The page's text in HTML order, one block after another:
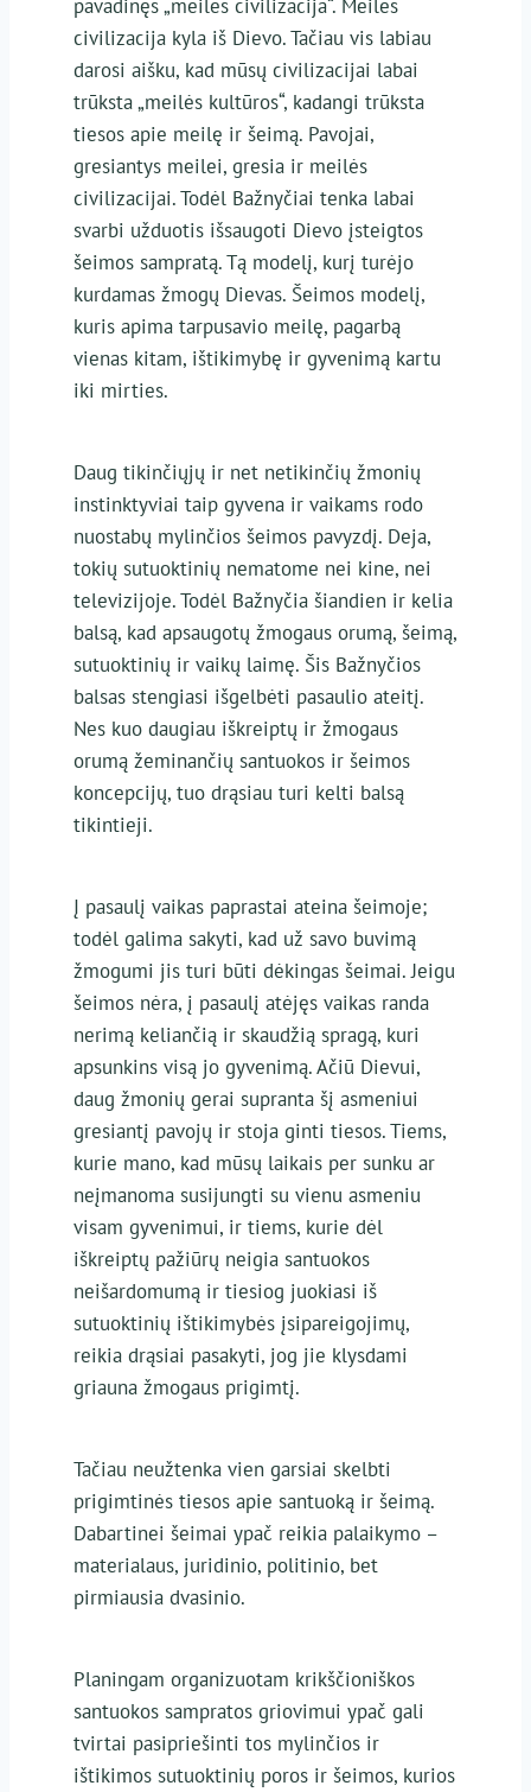
pavadinęs „meilės civilizacija“. Meilės
civilizacija kyla iš Dievo. Tačiau vis labiau
darosi aišku, kad mūsų civilizacijai labai
trūksta „meilės kultūros“, kadangi trūksta
tiesos apie meilę ir šeimą. Pavojai,
gresiantys meilei, gresia ir meilės
civilizacijai. Todėl Bažnyčiai tenka labai
svarbi užduotis išsaugoti Dievo įsteigtos
šeimos sampratą. Tą modelį, kurį turėjo
kurdamas žmogų Dievas. Šeimos modelį,
kuris apima tarpusavio meilę, pagarbą
vienas kitam, ištikimybę ir gyvenimą kartu
iki mirties.
Daug tikinčiųjų ir net netikinčių žmonių
instinktyviai taip gyvena ir vaikams rodo
nuostabų mylinčios šeimos pavyzdį. Deja,
tokių sutuoktinių nematome nei kine, nei
televizijoje. Todėl Bažnyčia šiandien ir kelia
balsą, kad apsaugotų žmogaus orumą, šeimą,
sutuoktinių ir vaikų laimę. Šis Bažnyčios
balsas stengiasi išgelbėti pasaulio ateitį.
Nes kuo daugiau iškreiptų ir žmogaus
orumą žeminančių santuokos ir šeimos
koncepcijų, tuo drąsiau turi kelti balsą
tikintieji.
Į pasaulį vaikas paprastai ateina šeimoje;
todėl galima sakyti, kad už savo buvimą
žmogumi jis turi būti dėkingas šeimai. Jeigu
šeimos nėra, į pasaulį atėjęs vaikas randa
nerimą keliančią ir skaudžią spragą, kuri
apsunkins visą jo gyvenimą. Ačiū Dievui,
daug žmonių gerai supranta šį asmeniui
gresiantį pavojų ir stoja ginti tiesos. Tiems,
kurie mano, kad mūsų laikais per sunku ar
neįmanoma susijungti su vienu asmeniu
visam gyvenimui, ir tiems, kurie dėl
iškreiptų pažiūrų neigia santuokos
neišardomumą ir tiesiog juokiasi iš
sutuoktinių ištikimybės įsipareigojimų,
reikia drąsiai pasakyti, jog jie klysdami
griauna žmogaus prigimtį.
Tačiau neužtenka vien garsiai skelbti
prigimtinės tiesos apie santuoką ir šeimą.
Dabartinei šeimai ypač reikia palaikymo –
materialaus, juridinio, politinio, bet
pirmiausia dvasinio.
Planingam organizuotam krikščioniškos
santuokos sampratos griovimui ypač gali
tvirtai pasipriešinti tos mylinčios ir
ištikimos sutuoktinių poros ir šeimos, kurios